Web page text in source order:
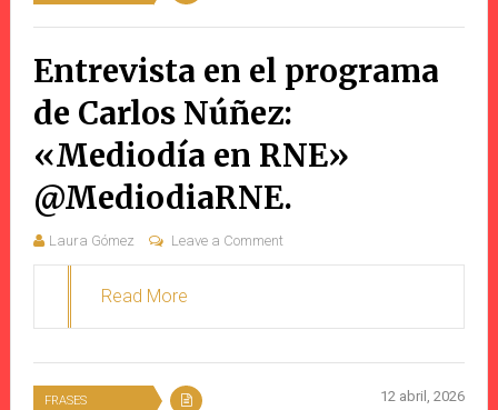
Entrevista en el programa
de Carlos Núñez:
«Mediodía en RNE»
@MediodiaRNE.
Laura Gómez Leave a Comment
Read More
FRASES 12 abril, 2026